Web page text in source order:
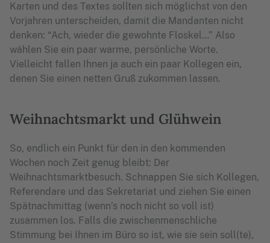
Karten und des Textes sollten sich möglichst von den
Vorjahren unterscheiden, damit die Mandanten nicht
denken: “Ach, wieder die gewohnte Floskel…” Also
wählen Sie ein paar warme, persönliche Worte.
Vielleicht fallen Ihnen ja auch ein paar Kollegen ein,
denen Sie einen netten Gruß zukommen lassen.
Weihnachtsmarkt und Glühwein
So, endlich ein Punkt für den in den kommenden
Wochen noch Zeit genug bleibt: Der
Weihnachtsmarktbesuch. Schnappen Sie sich Kollegen,
Referendare und das Sekretariat und ziehen Sie einen
Spätnachmittag (wenn’s noch nicht so voll ist)
zusammen los. Falls die zwischenmenschliche
Stimmung bei Ihnen im Büro so ist, wie sie sein soll(te),